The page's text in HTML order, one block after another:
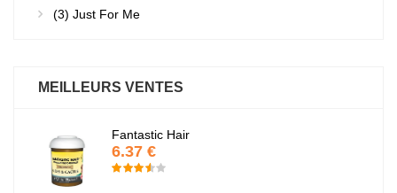
(3) Just For Me
MEILLEURS VENTES
Fantastic Hair
6.37 €